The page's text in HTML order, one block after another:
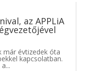
az APPLiA
már évtizedek óta
kapcsolatban.